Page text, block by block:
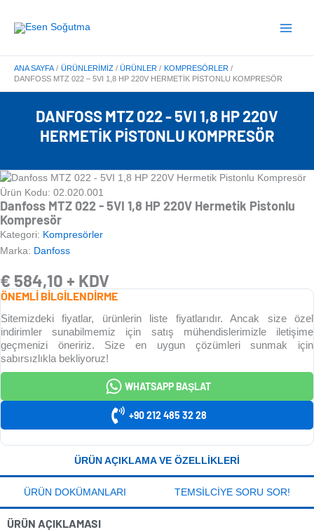
atla
Menu
ANA SAYFA ÜRÜNLERIMIZ ÜRÜNLER
KOMPRESÖRLER
DANFOSS MTZ 022 – 5VI 1,8 HP 220V HERMETIK PISTONLU KOMPRESÖR
DANFOSS MTZ 022 - 5VI 1,8 HP 220V
HERMETIK PISTONLU KOMPRESÖR
Ürün Kodu: 02.020.001
Danfoss MTZ 022 - 5VI 1,8 HP 220V Hermetik Pistonlu
Kompresör
Kategori: Kompresörler
Marka: Danfoss
€ 584,10 + KDV
ÖNEMLİ BİLGİLENDİRME
Sitemizdeki fiyatlar, ürünlerin liste fiyatlarıdır. Ancak size özel
indirimler sunabilmemiz için satış mühendislerimizle iletişime
geçmenizi öneririz. Size en uygun çözümleri sunmak için
sabırsızlıkla bekliyoruz!
WHATSAPP BAŞLAT
+90 212 485 32 28
ÜRÜN AÇIKLAMA VE ÖZELLIKLERI
ÜRÜN DOKÜMANLARI TEMSILCIYE SORU SOR!
ÜRÜN AÇIKLAMASI